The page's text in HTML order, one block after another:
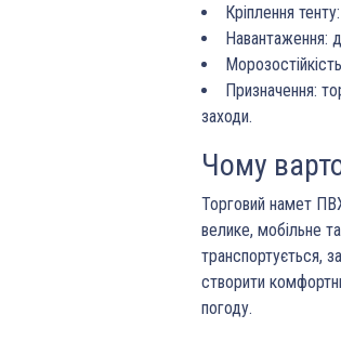
Кріплення
Навантаження:
Призначення:
заходи.
Чому
Торговий намет
велике, мобільне
транспортується,
створити
погоду.